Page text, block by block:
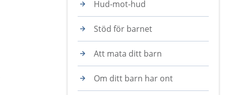
Hud-mot-hud
Stöd för barnet
Att mata ditt barn
Om ditt barn har ont